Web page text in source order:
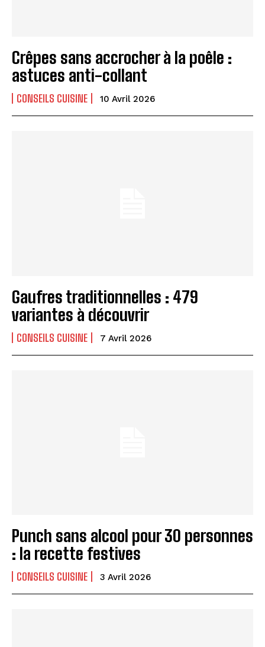
Crêpes sans accrocher à la poêle :
astuces anti-collant
CONSEILS CUISINE 10 Avril 2026
Gaufres traditionnelles : 479
variantes à découvrir
CONSEILS CUISINE 7 Avril 2026
Punch sans alcool pour 30 personnes
: la recette festives
CONSEILS CUISINE 3 Avril 2026